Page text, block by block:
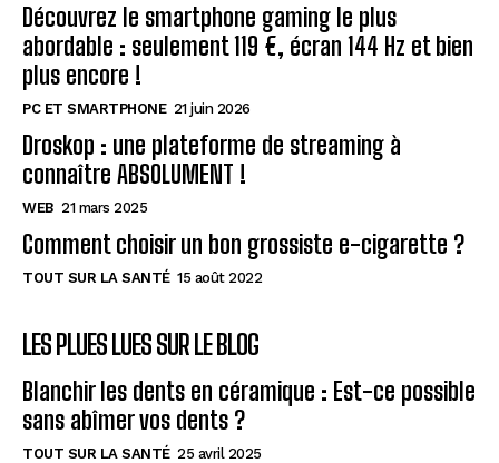
Découvrez le smartphone gaming le plus
abordable : seulement 119 €, écran 144 Hz et bien
plus encore !
PC ET SMARTPHONE 21 juin 2026
Droskop : une plateforme de streaming à
connaître ABSOLUMENT !
WEB 21 mars 2025
Comment choisir un bon grossiste e-cigarette ?
TOUT SUR LA SANTÉ 15 août 2022
LES PLUES LUES SUR LE BLOG
Blanchir les dents en céramique : Est-ce possible
sans abîmer vos dents ?
TOUT SUR LA SANTÉ 25 avril 2025